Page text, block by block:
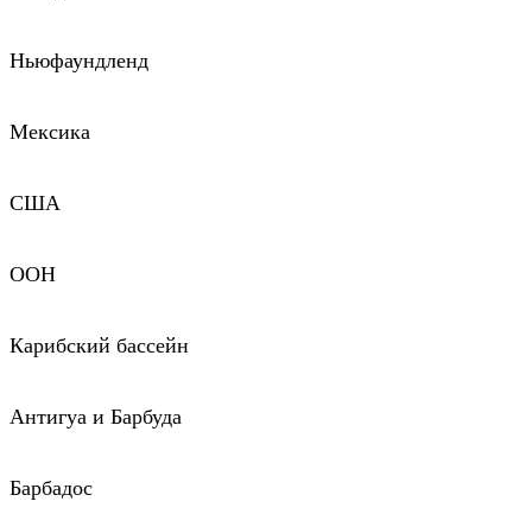
Ньюфаундленд
Мексика
США
ООН
Карибский бассейн
Антигуа и Барбуда
Барбадос